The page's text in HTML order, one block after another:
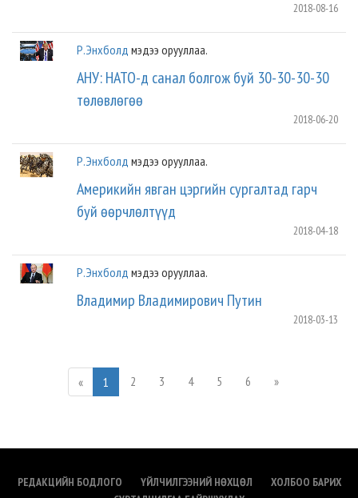
2018-08-16
Р.Энхболд мэдээ орууллаа.
АНУ: НАТО-д санал болгож буй 30-30-30-30
төлөвлөгөө
2018-06-20
Р.Энхболд мэдээ орууллаа.
Америкийн явган цэргийн сургалтад гарч
буй өөрчлөлтүүд
2018-04-18
Р.Энхболд мэдээ орууллаа.
Владимир Владимирович Путин
2018-03-13
« 1 2 3 4 5 6 »
РЕДАКЦИЙН БОДЛОГО ҮЙЛЧИЛГЭЭНИЙ НӨХЦӨЛ
ХОЛБОО БАРИХ